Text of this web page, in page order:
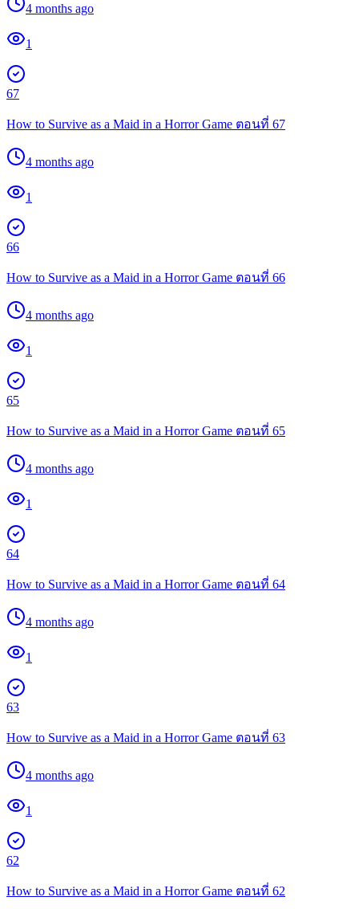
4 months ago
1
67
How to Survive as a Maid in a Horror Game ตอนที่ 67
4 months ago
1
66
How to Survive as a Maid in a Horror Game ตอนที่ 66
4 months ago
1
65
How to Survive as a Maid in a Horror Game ตอนที่ 65
4 months ago
1
64
How to Survive as a Maid in a Horror Game ตอนที่ 64
4 months ago
1
63
How to Survive as a Maid in a Horror Game ตอนที่ 63
4 months ago
1
62
How to Survive as a Maid in a Horror Game ตอนที่ 62